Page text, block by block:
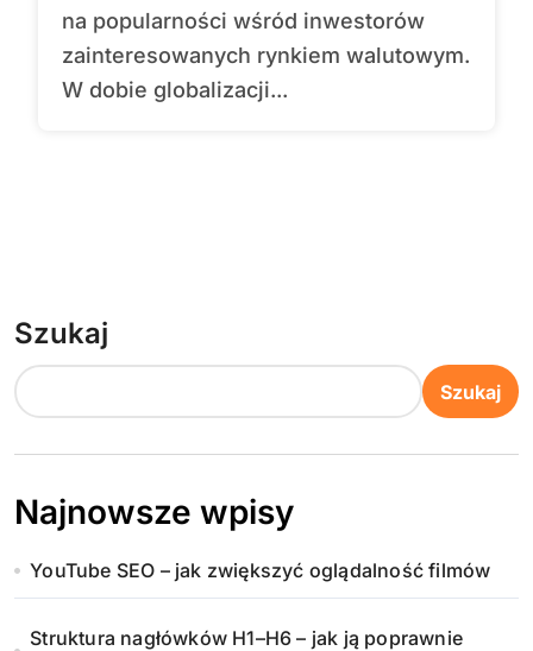
na popularności wśród inwestorów
zainteresowanych rynkiem walutowym.
W dobie globalizacji...
Szukaj
Szukaj
Najnowsze wpisy
YouTube SEO – jak zwiększyć oglądalność filmów
Struktura nagłówków H1–H6 – jak ją poprawnie